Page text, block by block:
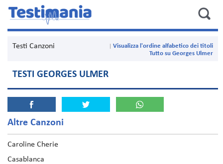
Testi Canzoni
Visualizza l'ordine alfabetico dei titoli
Tutto su Georges Ulmer
TESTI GEORGES ULMER
Altre Canzoni
Caroline Cherie
Casablanca